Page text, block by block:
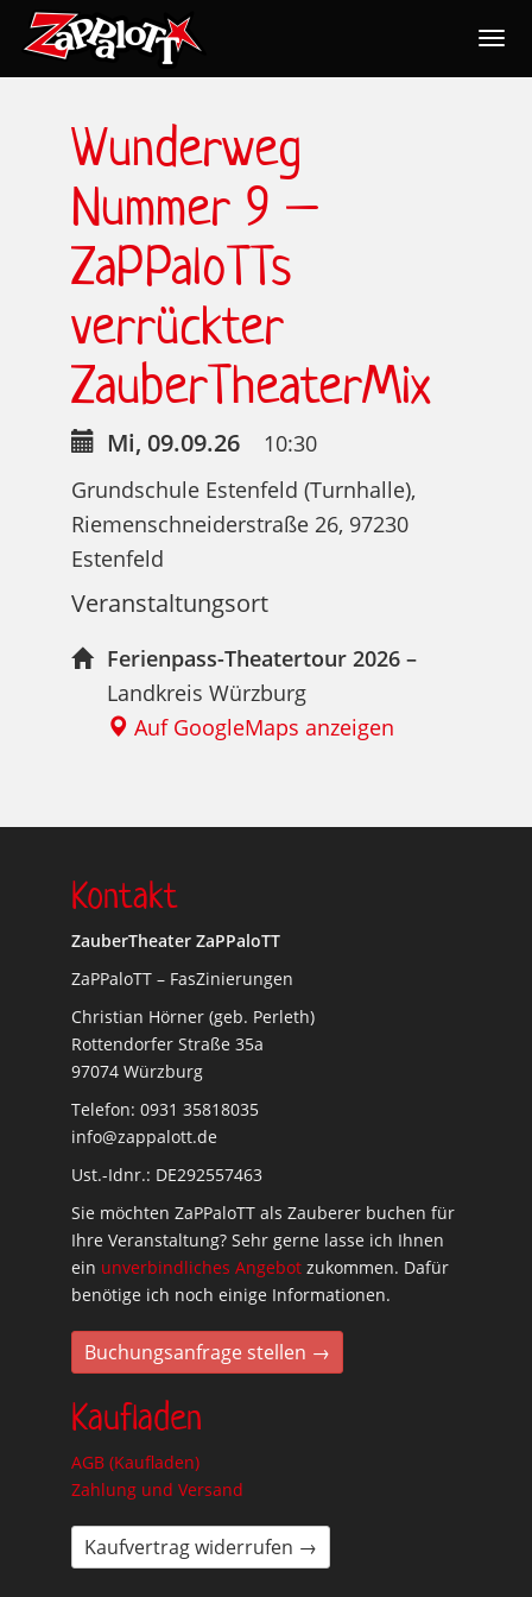
Wunderweg
Nummer 9 –
ZaPPaloTTs
verrückter
ZauberTheaterMix
Mi, 09.09.26
10:30
Grundschule Estenfeld (Turnhalle),
Riemenschneiderstraße 26, 97230
Estenfeld
Veranstaltungsort
Ferienpass-Theatertour 2026 –
Landkreis Würzburg
Auf GoogleMaps anzeigen
Kontakt
ZauberTheater ZaPPaloTT
ZaPPaloTT – FasZinierungen
Christian Hörner (geb. Perleth)
Rottendorfer Straße 35a
97074 Würzburg
Telefon: 0931 35818035
info@zappalott.de
Ust.-Idnr.: DE292557463
Sie möchten ZaPPaloTT als Zauberer buchen für
Ihre Veranstaltung? Sehr gerne lasse ich Ihnen
ein unverbindliches Angebot zukommen. Dafür
benötige ich noch einige Informationen.
Buchungsanfrage stellen →
Kaufladen
AGB (Kaufladen)
Zahlung und Versand
Kaufvertrag widerrufen →